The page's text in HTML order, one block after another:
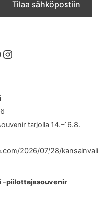
Tilaa sähköpostiin
Instagram
tarjolla 14.–16.8.
2026/07/28/
-piilottajasouvenir